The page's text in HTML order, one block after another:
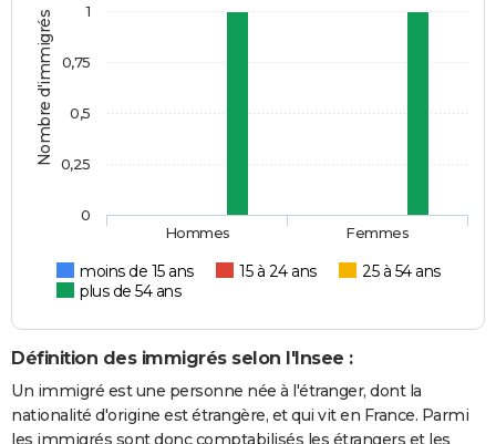
Nombre d'immigrés
moins de 15 ans 15 à 24 ans
25 à 54 ans
plus de 54 ans
Hommes Femmes
0
0,25
0,5
0,75
1
Définition des immigrés selon l'Insee :
Un immigré est une personne née à l'étranger, dont la
nationalité d'origine est étrangère, et qui vit en France. Parmi
les immigrés sont donc comptabilisés les étrangers et les